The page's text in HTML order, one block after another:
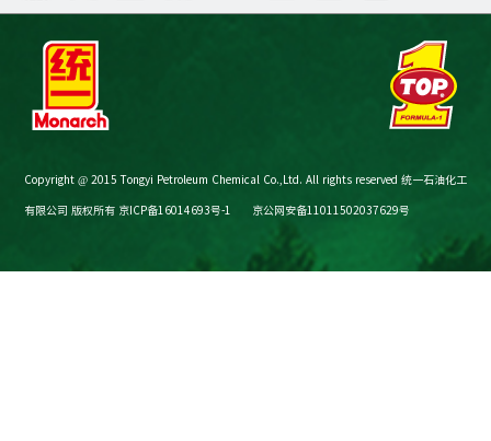
Copyright @ 2015 Tongyi Petroleum Chemical Co.,Ltd. All rights reserved 统一石油化工
有限公司 版权所有 京ICP备16014693号-1 京公网安备11011502037629号